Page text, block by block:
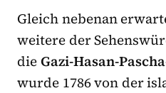
Gleich nebenan
weitere der
dieGazi-Hasan-
wurde 1786 von der